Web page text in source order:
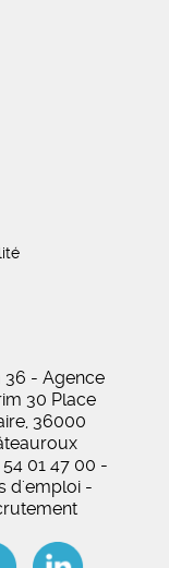
36 - Agence
30 Place
36000
01 47 00 -
d'emploi -